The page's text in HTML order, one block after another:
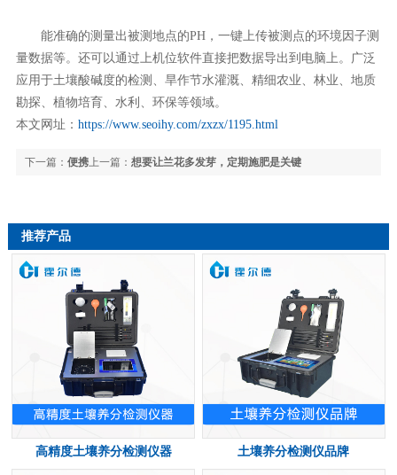
能准确的测量出被测地点的PH，一键上传被测点的环境因子测
量数据等。还可以通过上机位软件直接把数据导出到电脑上。广泛
应用于土壤酸碱度的检测、旱作节水灌溉、精细农业、林业、地质
勘探、植物培育、水利、环保等领域。
本文网址： https://www.seoihy.com/zxzx/1195.html
上一篇：想要让兰花多发芽，定期施肥是关键
下一篇： 便携
推荐产品
高精度土壤养分检测仪器 土壤养分检测仪品牌